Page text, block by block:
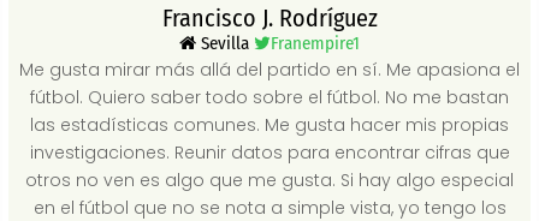
Francisco J. Rodríguez
Sevilla Franempire1
Me gusta mirar más allá del partido en sí. Me apasiona el
fútbol. Quiero saber todo sobre el fútbol. No me bastan
las estadísticas comunes. Me gusta hacer mis propias
investigaciones. Reunir datos para encontrar cifras que
otros no ven es algo que me gusta. Si hay algo especial
en el fútbol que no se nota a simple vista, yo tengo los